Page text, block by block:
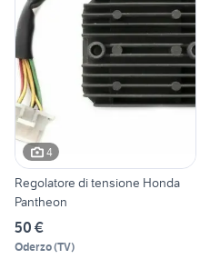
4
Regolatore di tensione Honda
Pantheon
50 €
Oderzo(TV)